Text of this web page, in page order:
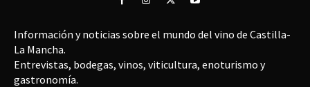
Información y noticias sobre el mundo del vino de Castilla-
La Mancha.
Entrevistas, bodegas, vinos, viticultura, enoturismo y
gastronomía.